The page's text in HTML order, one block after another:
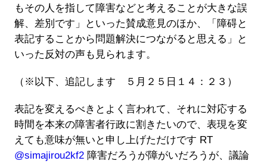
もその人を指して障害などと考えることが大きな誤
解、差別です」といった賛成意見のほか、「障碍と
表記することから問題解決につながると思える」と
いった反対の声も見られます。
（※以下、追記します ５月２５日１４：２３）
表記を変えるべきとよく言われて、それに対応する
時間を本来の障害者行政に割きたいので、表現を変
えても意味が無いと申し上げただけです RT
@simajirou2kf2障害だろうが障がいだろうが、議論